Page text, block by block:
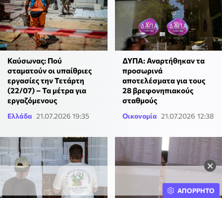
×
Καύσωνας: Πού
σταματούν οι υπαίθριες
εργασίες την Τετάρτη
(22/07) – Τα μέτρα για
εργαζόμενους
Ελλάδα 21.07.2026 19:35
ΔΥΠΑ: Αναρτήθηκαν τα
προσωρινά
αποτελέσματα για τους
28 βρεφονηπιακούς
σταθμούς
Οικονομία 21.07.2026 12:38
ΑΠΟΡΡΗΤΟ